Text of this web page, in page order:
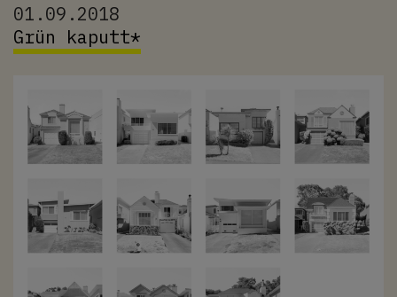
01.09.2018
Grün kaputt*